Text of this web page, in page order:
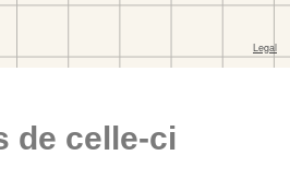
de celle-ci